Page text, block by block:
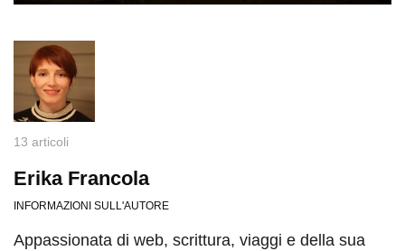
13 articoli
Erika Francola
INFORMAZIONI SULL'AUTORE
Appassionata di web, scrittura, viaggi e della sua